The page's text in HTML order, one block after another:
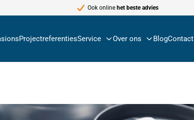
Ook online het beste advies
ProjectreferentiesService Over ons BlogContact